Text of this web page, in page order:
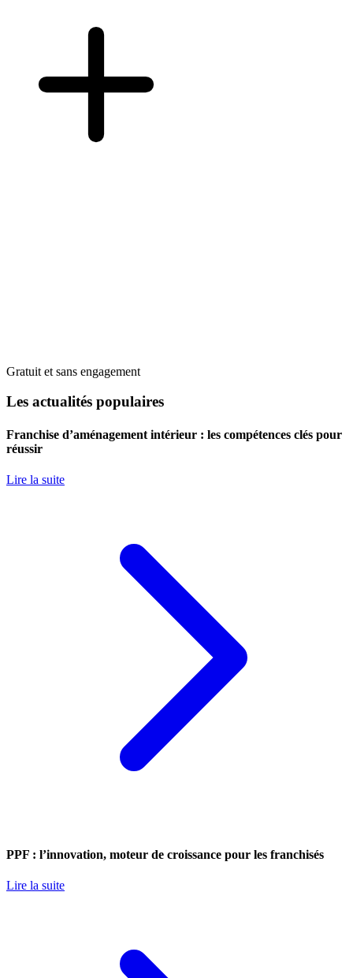
Gratuit et sans engagement
Les actualités populaires
Franchise d’aménagement intérieur : les compétences clés pour
réussir
Lire la suite
PPF : l’innovation, moteur de croissance pour les franchisés
Lire la suite